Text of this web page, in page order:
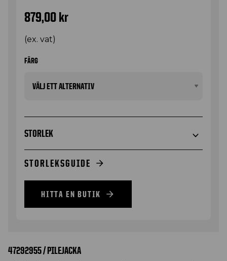
879,00 kr
(ex. vat)
FÄRG
STORLEK
STORLEKSGUIDE
HITTA EN BUTIK
47292955 / PILEJACKA